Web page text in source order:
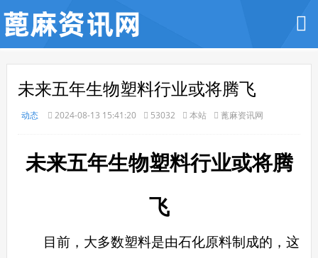
未来五年生物塑料行业或将腾飞
动态 2024-08-13 15:41:20 53032 本站 蓖麻资讯网
未来五年生物塑料行业或将腾
飞
目前，大多数塑料是由石化原料制成的，这